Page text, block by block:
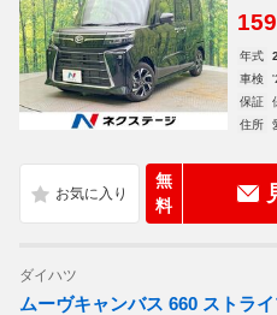
159
年式
車検
保証
住所
無
料
ダイハツ
ムーヴキャンバス 660 ストラ